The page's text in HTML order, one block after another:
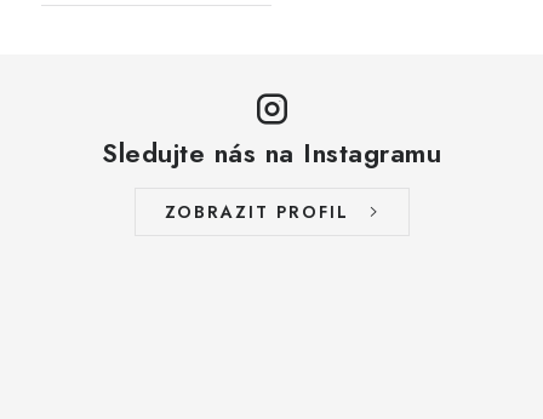
Sledujte nás na Instagramu
ZOBRAZIT PROFIL